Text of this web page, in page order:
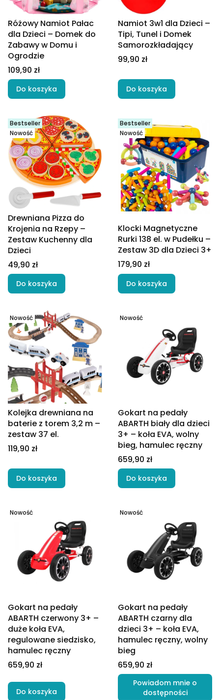
Różowy Namiot Pałac
dla Dzieci – Domek do
Zabawy w Domu i
Ogrodzie
Cena
109,90 zł
Do koszyka
Namiot 3w1 dla Dzieci –
Tipi, Tunel i Domek
Samorozkładający
Cena
99,90 zł
Do koszyka
Bestseller
Nowość
Drewniana Pizza do
Krojenia na Rzepy –
Zestaw Kuchenny dla
Dzieci
Cena
49,90 zł
Do koszyka
Bestseller
Nowość
Klocki Magnetyczne
Rurki 138 el. w Pudełku –
Zestaw 3D dla Dzieci 3+
Cena
179,90 zł
Do koszyka
Nowość
Kolejka drewniana na
baterie z torem 3,2 m –
zestaw 37 el.
Cena
119,90 zł
Do koszyka
Nowość
Gokart na pedały
ABARTH biały dla dzieci
3+ – koła EVA, wolny
bieg, hamulec ręczny
Cena
659,90 zł
Do koszyka
Nowość
Gokart na pedały
ABARTH czerwony 3+ –
duże koła EVA,
regulowane siedzisko,
hamulec ręczny
Cena
659,90 zł
Do koszyka
Nowość
Gokart na pedały
ABARTH czarny dla
dzieci 3+ – koła EVA,
hamulec ręczny, wolny
bieg
Cena
659,90 zł
Powiadom mnie o
dostępności